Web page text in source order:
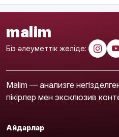
malim
Біз әлеуметтік желіде:
Malim — анализге
пікірлер мен эксклюзив
Айдарлар